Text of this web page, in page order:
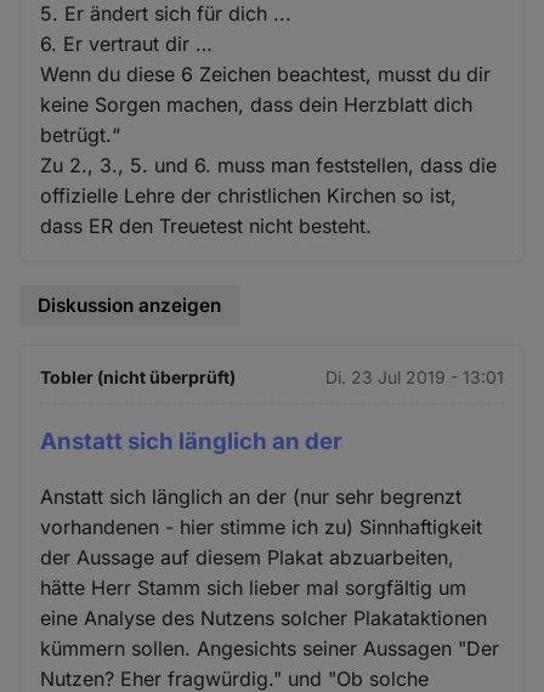
5. Er ändert sich für dich ...
6. Er vertraut dir …
Wenn du diese 6 Zeichen beachtest, musst du dir
keine Sorgen machen, dass dein Herzblatt dich
betrügt.“
Zu 2., 3., 5. und 6. muss man feststellen, dass die
offizielle Lehre der christlichen Kirchen so ist,
dass ER den Treuetest nicht besteht.
Diskussion anzeigen
Tobler (nicht überprüft) Di. 23 Jul 2019 - 13:01
Anstatt sich länglich an der
Anstatt sich länglich an der (nur sehr begrenzt
vorhandenen - hier stimme ich zu) Sinnhaftigkeit
der Aussage auf diesem Plakat abzuarbeiten,
hätte Herr Stamm sich lieber mal sorgfältig um
eine Analyse des Nutzens solcher Plakataktionen
kümmern sollen. Angesichts seiner Aussagen "Der
Nutzen? Eher fragwürdig." und "Ob solche